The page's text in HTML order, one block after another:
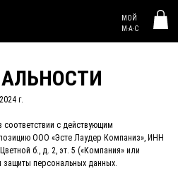
МОЙ
M·A·C
г.
с действующим
ООО «Эсте Лаудер Компаниз», ИНН
б., д. 2, эт. 5 («Компания» или
персональных данных.